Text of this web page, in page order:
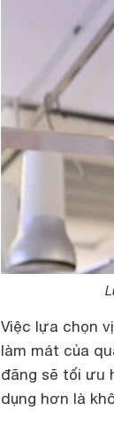
Việc lựa chọn
làm mát của
đãng sẽ tối ưu
dụng hơn là